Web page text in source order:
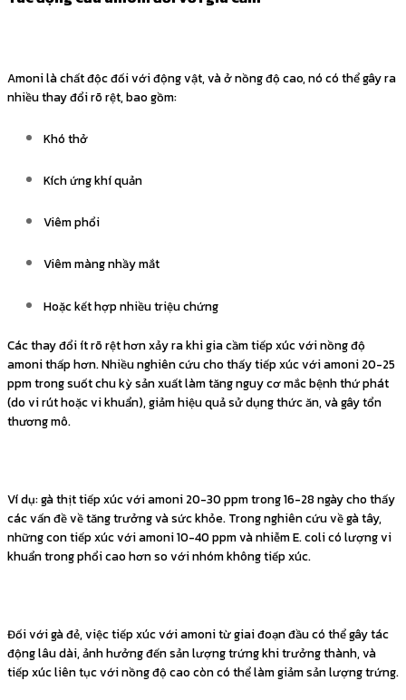
Amoni là chất độc đối với động vật, và ở nồng độ cao, nó có thể gây ra
nhiều thay đổi rõ rệt, bao gồm:
Khó thở
Kích ứng khí quản
Viêm phổi
Viêm màng nhầy mắt
Hoặc kết hợp nhiều triệu chứng
Các thay đổi ít rõ rệt hơn xảy ra khi gia cầm tiếp xúc với nồng độ
amoni thấp hơn. Nhiều nghiên cứu cho thấy tiếp xúc với amoni 20-25
ppm trong suốt chu kỳ sản xuất làm tăng nguy cơ mắc bệnh thứ phát
(do vi rút hoặc vi khuẩn), giảm hiệu quả sử dụng thức ăn, và gây tổn
thương mô.
Ví dụ: gà thịt tiếp xúc với amoni 20-30 ppm trong 16-28 ngày cho thấy
các vấn đề về tăng trưởng và sức khỏe. Trong nghiên cứu về gà tây,
những con tiếp xúc với amoni 10-40 ppm và nhiễm E. coli có lượng vi
khuẩn trong phổi cao hơn so với nhóm không tiếp xúc.
Đối với gà đẻ, việc tiếp xúc với amoni từ giai đoạn đầu có thể gây tác
động lâu dài, ảnh hưởng đến sản lượng trứng khi trưởng thành, và
tiếp xúc liên tục với nồng độ cao còn có thể làm giảm sản lượng trứng.